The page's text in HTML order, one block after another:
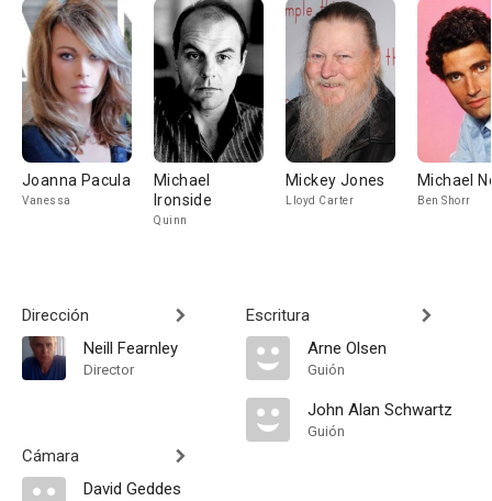
Joanna Pacula
Vanessa
Michael
Ironside
Quinn
Mickey Jones
Lloyd Carter
Michael
Ben Shorr
Dirección
Neill Fearnley
Director
Cámara
David Geddes
Escritura
Arne Olsen
Guión
John Alan Schwartz
Guión